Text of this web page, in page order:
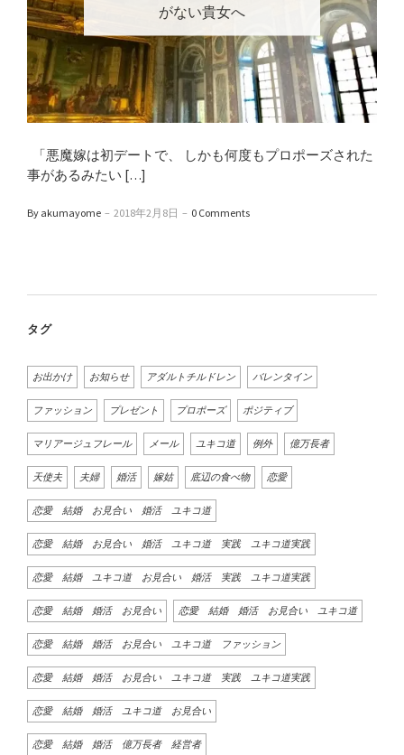
がない貴女へ
「悪魔嫁は初デートで、 しかも何度もプロポーズされた
事があるみたい […]
By akumayome – 2018年2月8日 – 0 Comments
タグ
お出かけ お知らせ アダルトチルドレン バレンタイン
ファッション プレゼント プロポーズ ポジティブ
マリアージュフレール メール ユキコ道 例外 億万長者
天使夫 夫婦 婚活 嫁姑 底辺の食べ物 恋愛
恋愛 結婚 お見合い 婚活 ユキコ道
恋愛 結婚 お見合い 婚活 ユキコ道 実践 ユキコ道実践
恋愛 結婚 ユキコ道 お見合い 婚活 実践 ユキコ道実践
恋愛 結婚 婚活 お見合い 恋愛 結婚 婚活 お見合い ユキコ道
恋愛 結婚 婚活 お見合い ユキコ道 ファッション
恋愛 結婚 婚活 お見合い ユキコ道 実践 ユキコ道実践
恋愛 結婚 婚活 ユキコ道 お見合い
恋愛 結婚 婚活 億万長者 経営者